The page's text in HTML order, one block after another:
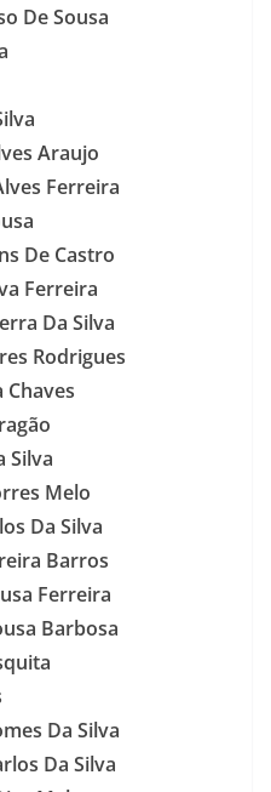
De Sousa
Araujo
Ferreira
De Castro
Ferreira
Da Silva
Rodrigues
Chaves
Silva
Melo
Da Silva
Barros
Ferreira
Barbosa
Da Silva
Da Silva